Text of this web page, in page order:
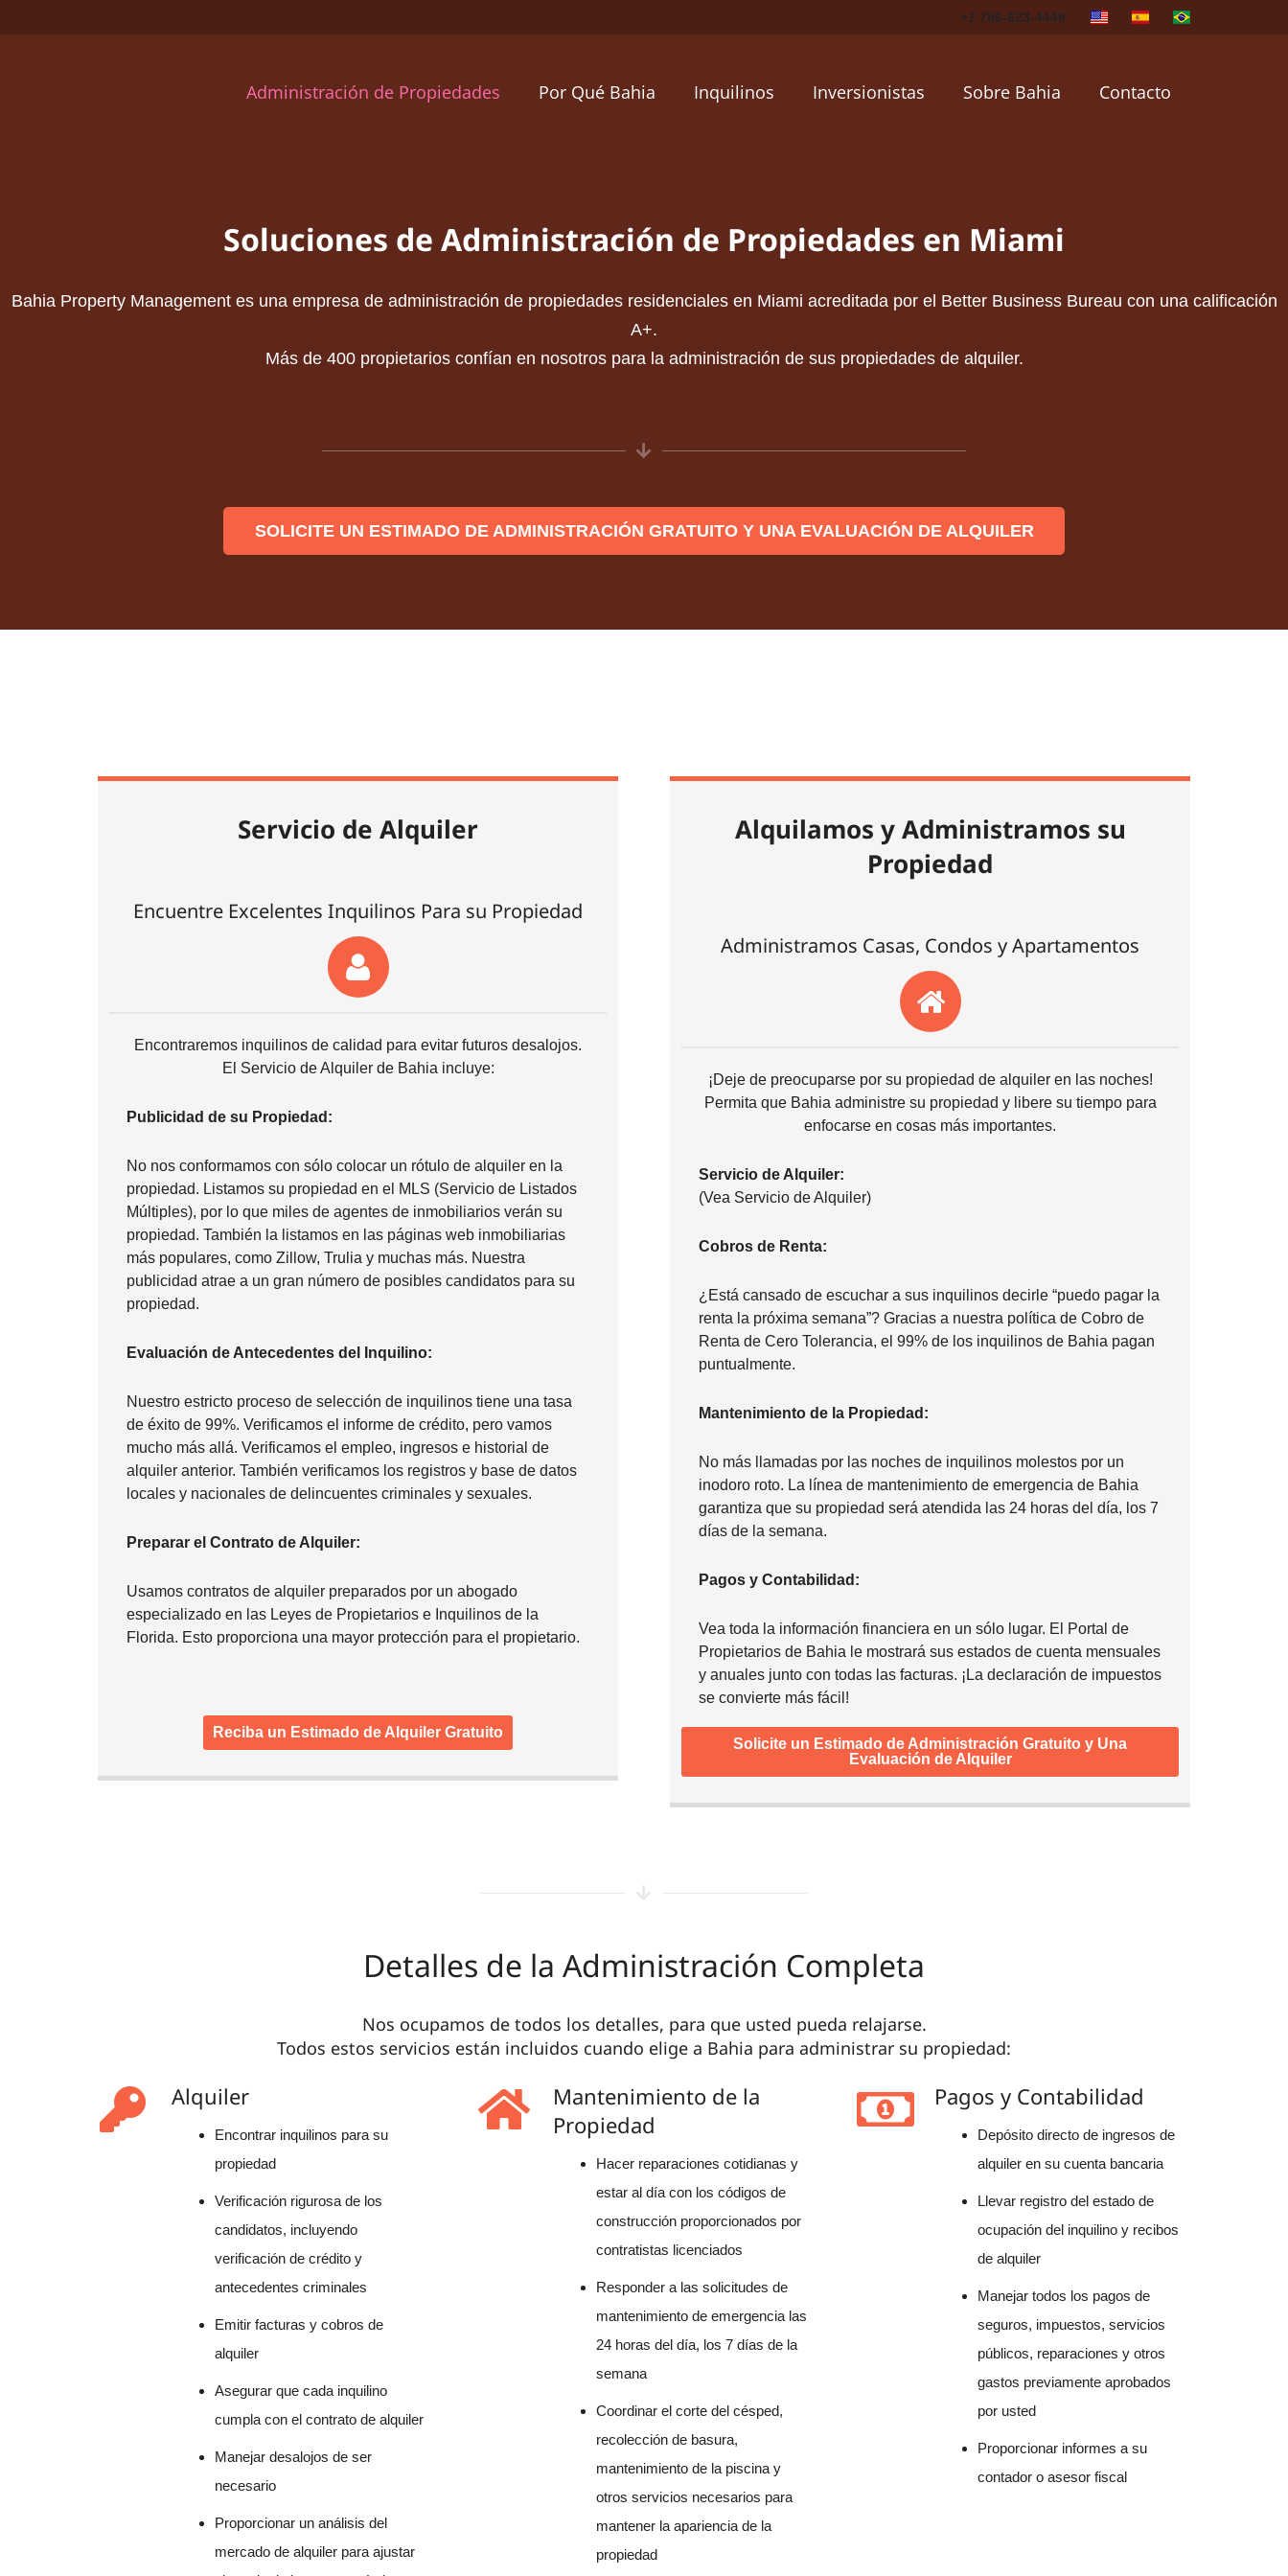
+1 786-623-4448
Administración de Propiedades Por Qué Bahia Inquilinos Inversionistas Sobre Bahia Contacto
Soluciones de Administración de Propiedades en Miami
Bahia Property Management es una empresa de administración de propiedades residenciales en Miami acreditada por el Better Business Bureau con una calificación
A+.
Más de 400 propietarios confían en nosotros para la administración de sus propiedades de alquiler.
SOLICITE UN ESTIMADO DE ADMINISTRACIÓN GRATUITO Y UNA EVALUACIÓN DE ALQUILER
Servicio de Alquiler
Encuentre Excelentes Inquilinos Para su Propiedad
Encontraremos inquilinos de calidad para evitar futuros desalojos.
El Servicio de Alquiler de Bahia incluye:
Publicidad de su Propiedad:
No nos conformamos con sólo colocar un rótulo de alquiler en la
propiedad. Listamos su propiedad en el MLS (Servicio de Listados
Múltiples), por lo que miles de agentes de inmobiliarios verán su
propiedad. También la listamos en las páginas web inmobiliarias
más populares, como Zillow, Trulia y muchas más. Nuestra
publicidad atrae a un gran número de posibles candidatos para su
propiedad.
Evaluación de Antecedentes del Inquilino:
Nuestro estricto proceso de selección de inquilinos tiene una tasa
de éxito de 99%. Verificamos el informe de crédito, pero vamos
mucho más allá. Verificamos el empleo, ingresos e historial de
alquiler anterior. También verificamos los registros y base de datos
locales y nacionales de delincuentes criminales y sexuales.
Preparar el Contrato de Alquiler:
Usamos contratos de alquiler preparados por un abogado
especializado en las Leyes de Propietarios e Inquilinos de la
Florida. Esto proporciona una mayor protección para el propietario.
Reciba un Estimado de Alquiler Gratuito
Alquilamos y Administramos su
Propiedad
Administramos Casas, Condos y Apartamentos
¡Deje de preocuparse por su propiedad de alquiler en las noches!
Permita que Bahia administre su propiedad y libere su tiempo para
enfocarse en cosas más importantes.
Servicio de Alquiler:
(Vea Servicio de Alquiler)
Cobros de Renta:
¿Está cansado de escuchar a sus inquilinos decirle “puedo pagar la
renta la próxima semana”? Gracias a nuestra política de Cobro de
Renta de Cero Tolerancia, el 99% de los inquilinos de Bahia pagan
puntualmente.
Mantenimiento de la Propiedad:
No más llamadas por las noches de inquilinos molestos por un
inodoro roto. La línea de mantenimiento de emergencia de Bahia
garantiza que su propiedad será atendida las 24 horas del día, los 7
días de la semana.
Pagos y Contabilidad:
Vea toda la información financiera en un sólo lugar. El Portal de
Propietarios de Bahia le mostrará sus estados de cuenta mensuales
y anuales junto con todas las facturas. ¡La declaración de impuestos
se convierte más fácil!
Solicite un Estimado de Administración Gratuito y Una
Evaluación de Alquiler
Detalles de la Administración Completa
Nos ocupamos de todos los detalles, para que usted pueda relajarse.
Todos estos servicios están incluidos cuando elige a Bahia para administrar su propiedad:
Alquiler
Encontrar inquilinos para su
propiedad
Verificación rigurosa de los
candidatos, incluyendo
verificación de crédito y
antecedentes criminales
Emitir facturas y cobros de
alquiler
Asegurar que cada inquilino
cumpla con el contrato de alquiler
Manejar desalojos de ser
necesario
Proporcionar un análisis del
mercado de alquiler para ajustar
Mantenimiento de la
Propiedad
Hacer reparaciones cotidianas y
estar al día con los códigos de
construcción proporcionados por
contratistas licenciados
Responder a las solicitudes de
mantenimiento de emergencia las
24 horas del día, los 7 días de la
semana
Coordinar el corte del césped,
recolección de basura,
mantenimiento de la piscina y
otros servicios necesarios para
mantener la apariencia de la
propiedad
Pagos y Contabilidad
Depósito directo de ingresos de
alquiler en su cuenta bancaria
Llevar registro del estado de
ocupación del inquilino y recibos
de alquiler
Manejar todos los pagos de
seguros, impuestos, servicios
públicos, reparaciones y otros
gastos previamente aprobados
por usted
Proporcionar informes a su
contador o asesor fiscal